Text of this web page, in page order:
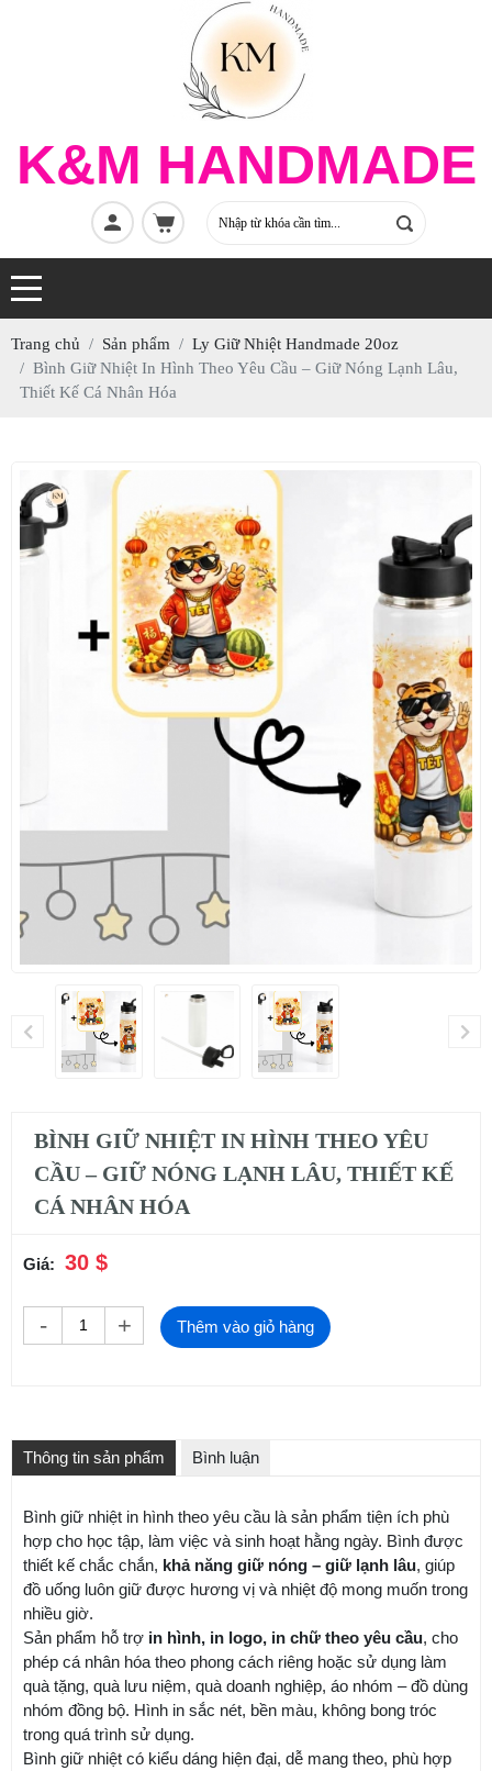
K&M HANDMADE
Trang chủ Sản phẩm
Ly Giữ Nhiệt Handmade 20oz
Bình Giữ Nhiệt In Hình Theo Yêu Cầu – Giữ Nóng Lạnh Lâu,
Thiết Kế Cá Nhân Hóa
BÌNH GIỮ NHIỆT IN HÌNH THEO YÊU
CẦU – GIỮ NÓNG LẠNH LÂU, THIẾT KẾ
CÁ NHÂN HÓA
Giá: 30 $
- + Thêm vào giỏ hàng
Thông tin sản phẩm Bình luận
Bình giữ nhiệt in hình theo yêu cầu là sản phẩm tiện ích phù
hợp cho học tập, làm việc và sinh hoạt hằng ngày. Bình được
thiết kế chắc chắn, khả năng giữ nóng – giữ lạnh lâu, giúp
đồ uống luôn giữ được hương vị và nhiệt độ mong muốn trong
nhiều giờ.
Sản phẩm hỗ trợ in hình, in logo, in chữ theo yêu cầu, cho
phép cá nhân hóa theo phong cách riêng hoặc sử dụng làm
quà tặng, quà lưu niệm, quà doanh nghiệp, áo nhóm – đồ dùng
nhóm đồng bộ. Hình in sắc nét, bền màu, không bong tróc
trong quá trình sử dụng.
Bình giữ nhiệt có kiểu dáng hiện đại, dễ mang theo, phù hợp